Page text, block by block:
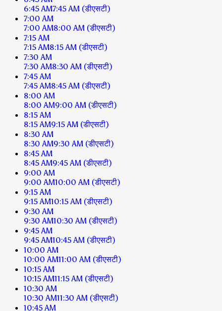
6:45 AM7:45 AM (डीएसटी)
7:00 AM
7:00 AM8:00 AM (डीएसटी)
7:15 AM
7:15 AM8:15 AM (डीएसटी)
7:30 AM
7:30 AM8:30 AM (डीएसटी)
7:45 AM
7:45 AM8:45 AM (डीएसटी)
8:00 AM
8:00 AM9:00 AM (डीएसटी)
8:15 AM
8:15 AM9:15 AM (डीएसटी)
8:30 AM
8:30 AM9:30 AM (डीएसटी)
8:45 AM
8:45 AM9:45 AM (डीएसटी)
9:00 AM
9:00 AM10:00 AM (डीएसटी)
9:15 AM
9:15 AM10:15 AM (डीएसटी)
9:30 AM
9:30 AM10:30 AM (डीएसटी)
9:45 AM
9:45 AM10:45 AM (डीएसटी)
10:00 AM
10:00 AM11:00 AM (डीएसटी)
10:15 AM
10:15 AM11:15 AM (डीएसटी)
10:30 AM
10:30 AM11:30 AM (डीएसटी)
10:45 AM